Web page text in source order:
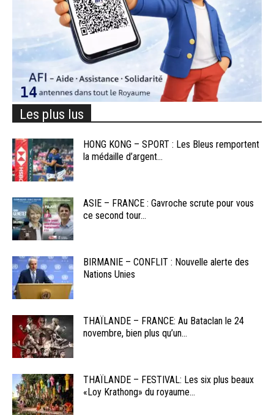
Les plus lus
HONG KONG – SPORT : Les Bleus remportent
la médaille d’argent...
ASIE – FRANCE : Gavroche scrute pour vous
ce second tour...
BIRMANIE – CONFLIT : Nouvelle alerte des
Nations Unies
THAÏLANDE – FRANCE: Au Bataclan le 24
novembre, bien plus qu’un...
THAÏLANDE – FESTIVAL: Les six plus beaux
«Loy Krathong» du royaume...